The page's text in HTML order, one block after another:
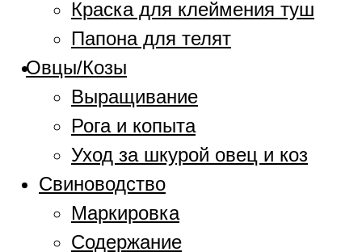
Краска для клеймения туш
Папона для телят
Овцы/Козы
Выращивание
Рога и копыта
Уход за шкурой овец и коз
Свиноводство
Маркировка
Содержание